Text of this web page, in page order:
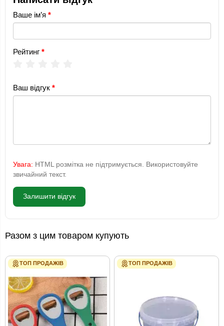
Ваше ім’я
Рейтинг
Ваш відгук
Увага: HTML розмітка не підтримується. Використовуйте
звичайний текст.
Залишити відгук
Разом з цим товаром купують
ТОП ПРОДАЖІВ ТОП ПРОДАЖІВ